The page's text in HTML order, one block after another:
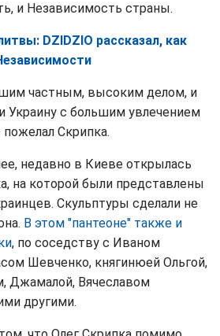
и Независимость страны.
DZIDZIO рассказал, как
частным, высоким делом, и
Украину с большим увлечением
Скрипка.
недавно в Киеве открылась
на которой были представлены
Скульптуры сделали не
В этом "пантеоне" также и
, по соседству с Иваном
Шевченко, княгинюей Ольгой,
Джамалой, Вячеславом
другими.